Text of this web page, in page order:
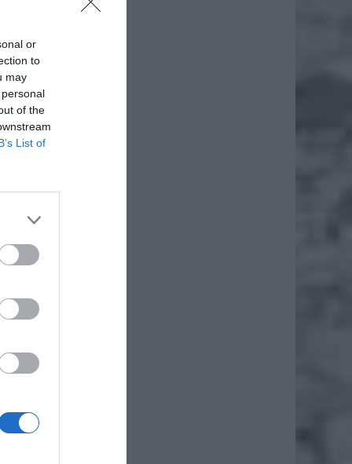
or
to
may
of the
List of